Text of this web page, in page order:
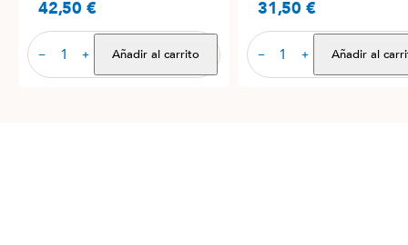
Precio
42,50 €
− + Añadir al carrito
Precio
31,50 €
− + Añadir al